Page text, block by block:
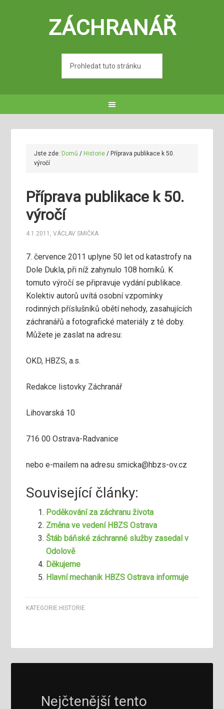
ZÁCHRANÁŘ
Jste zde: Domů / Historie / Příprava publikace k 50.
výročí
Příprava publikace k 50.
výročí
4.1.2011 ,VÁCLAV SMIČKA
7. července 2011 uplyne 50 let od katastrofy na
Dole Dukla, při níž zahynulo 108 horníků. K
tomuto výročí se připravuje vydání publikace.
Kolektiv autorů uvítá osobní vzpomínky
rodinných příslušníků obětí nehody, zasahujících
záchranářů a fotografické materiály z té doby.
Můžete je zaslat na adresu:
OKD, HBZS, a.s.
Redakce listovky Záchranář
Lihovarská 10
716 00 Ostrava-Radvanice
nebo e-mailem na adresu smicka@hbzs-ov.cz
Související články:
Poděkování za záchranu života
Změna ve vedení HBZS Ostrava
Štáb báňské záchranné služby zasedal v
Odolově
Děkujeme
Hlavní mechanik HBZS Ostrava informuje
KATEGORIE: HISTORIE
Nejčtenější tento